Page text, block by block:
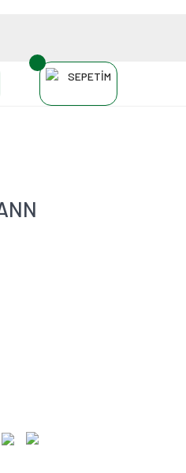
SEPETİM